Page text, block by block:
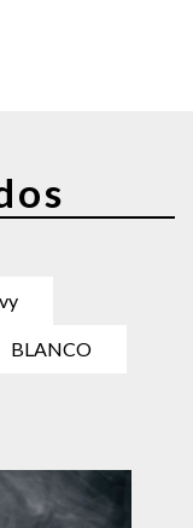
BLANCO